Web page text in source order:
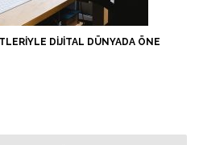
DIJITAL DÜNYADA ÖNE